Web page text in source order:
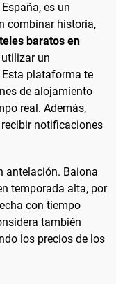
es un
combinar historia,
baratos en
utilizar un
Esta plataforma te
de alojamiento
real. Además,
notificaciones
antelación. Baiona
temporada alta, por
con tiempo
también
los precios de los